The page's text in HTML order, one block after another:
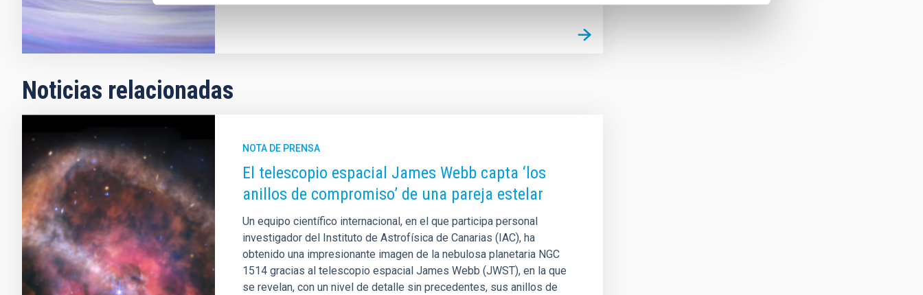
Noticias relacionadas
NOTA DE PRENSA
El telescopio espacial James Webb capta ‘los
anillos de compromiso’ de una pareja estelar
Un equipo científico internacional, en el que participa personal
investigador del Instituto de Astrofísica de Canarias (IAC), ha
obtenido una impresionante imagen de la nebulosa planetaria NGC
1514 gracias al telescopio espacial James Webb (JWST), en la que
se revelan, con un nivel de detalle sin precedentes, sus anillos de